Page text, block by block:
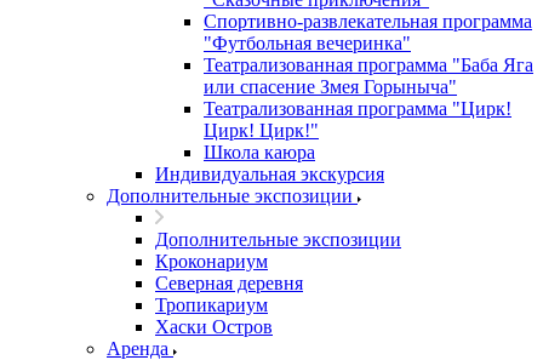
Спортивно-развлекательная программа
"Футбольная вечеринка"
Театрализованная программа "Баба Яга
или спасение Змея Горыныча"
Театрализованная программа "Цирк!
Цирк! Цирк!"
Школа каюра
Индивидуальная экскурсия
Дополнительные экспозиции
Дополнительные экспозиции
Кроконариум
Северная деревня
Тропикариум
Хаски Остров
Аренда